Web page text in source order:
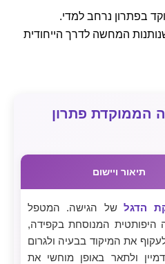
בפתרון נרחב למדי.
המחשה לדרך הייחודית
הממוקדת פתרון
תיאור ויישום
הדגלשל הגישה. המטפל
היפותטית המנוסחת בקפידה,
את המיקוד בבעיה ולגרום
ולתאר באופן מוחשי את